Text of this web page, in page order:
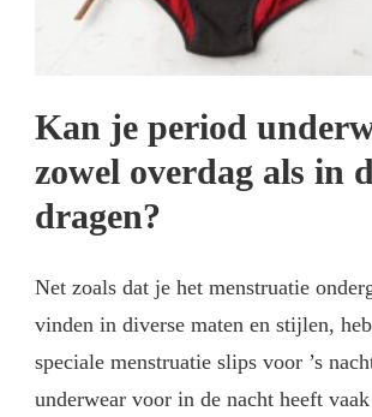
Kan je period
zowel overdag als in
dragen?
Net zoals dat je het menstruatie
vinden in diverse maten en stijlen,
speciale menstruatie slips voor ’s
underwear voor in de nacht heeft